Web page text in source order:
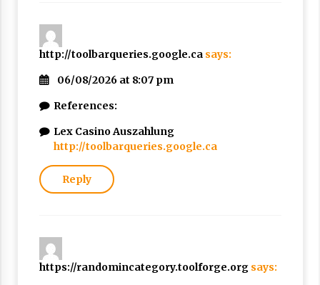
http://toolbarqueries.google.ca says:
06/08/2026 at 8:07 pm
References:
Lex Casino Auszahlung
http://toolbarqueries.google.ca
Reply
https://randomincategory.toolforge.org says: